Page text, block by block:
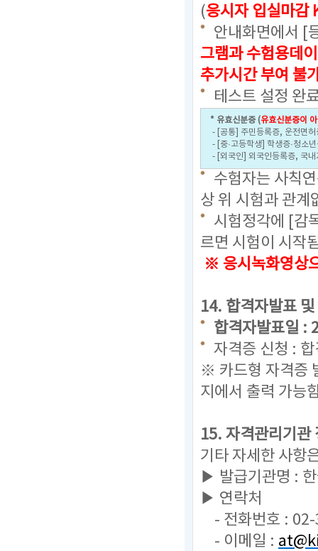
(응시자 입실마감
안내화면에서 [
그램과 수험용데
추가시간 부여 불
테스트 설정 완
* 유효신분증 (유효신분증이
- [공통] 주민등록증, 운전면
- [중·고등학생] 학생증·청소
- [외국인] 외국인등록증, 국
수험자는 사칙
상 위 시험과 관계
시험정각에 [감
르면 시험이 시작
※ 응시녹화영상
14. 합격자발표
합격자발표일 :
자격증 신청 :
※ 카드형 자격증
지에서 출력 가능
15. 자격관리기관
기타 자세한 사항
▶ 발급기관명 :
▶ 연락처
- 전화번호 :
- 이메일 :